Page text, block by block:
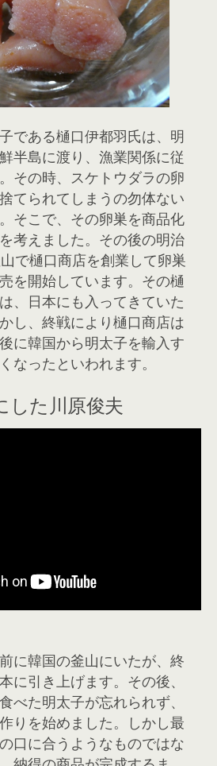
である樋口伊都羽氏は、明
半島に渡り、漁業関係に従
その時、スケトウダラの卵
てられてしまうの勿体ない
そこで、その卵巣を商品化
考えました。その後の明治
で樋口商店を創業して卵巣
を開始しています。その樋
、日本にも入ってきていた
し、終戦により樋口商店は
に韓国から明太子を輸入す
なったといわれます。
した川原俊夫
に韓国の釜山にいたが、終
に引き上げます。その後、
べた明太子が忘れられず、
りを始めました。しかし最
口に合うようなものではな